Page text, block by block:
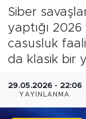
Siber
yaptığı 2026
casusluk
da klasik bir
29.05.2026 - 22:06
YAYINLANMA
GÜNCEL
Son
Haber